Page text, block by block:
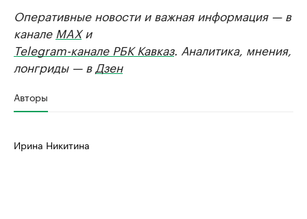
Оперативные новости и важная информация — в
канале MAXи
Telegram-канале РБК Кавказ. Аналитика, мнения,
лонгриды — в Дзен
Авторы
Ирина Никитина